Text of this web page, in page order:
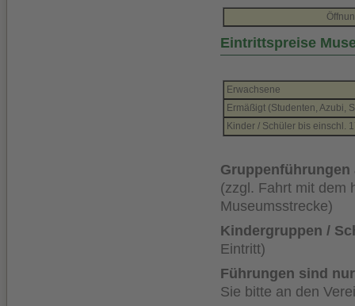
Eintrittspreise
Erwachsene
Ermäßigt (Studenten, Azubi,
Kinder / Schüler bis einschl.
Gruppenführungen
(zzgl. Fahrt mit dem
Museumsstrecke)
Kindergruppen /
Eintritt)
Führungen sind
Sie bitte an den